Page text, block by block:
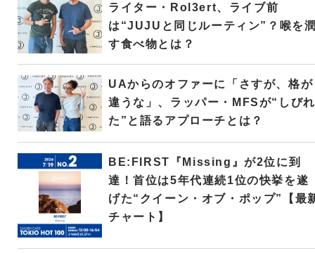
ライター・Rol3ert、ライブ前
は“JUJUと同じルーティン”？喉を
す食べ物とは？
UAからのオファーに「さすが、格が
違うな」、ラッパー・MFSが“しびれ
た”と語るアプローチとは？
BE:FIRST『Missing』が2位に到
達！首位は5年代連続1位の快挙を遂
げた“クイーン・オブ・ポップ”【最
チャート】